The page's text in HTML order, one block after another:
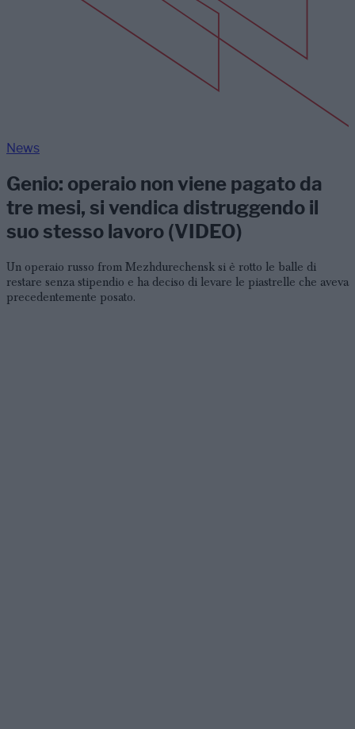
News
Genio: operaio non viene pagato da
tre mesi, si vendica distruggendo il
suo stesso lavoro (VIDEO)
Un operaio russo from Mezhdurechensk si è rotto le balle di
restare senza stipendio e ha deciso di levare le piastrelle che aveva
precedentemente posato.